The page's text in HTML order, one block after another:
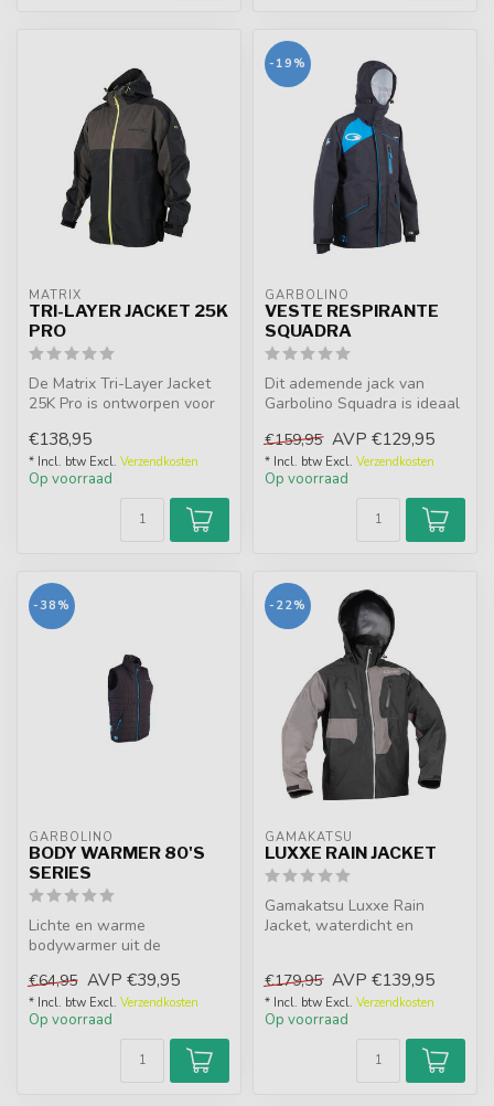
MATRIX
TRI-LAYER JACKET 25K
PRO
De Matrix Tri-Layer Jacket
25K Pro is ontworpen voor
€138,95
* Incl. btw Excl. Verzendkosten
Op voorraad
-19%
GARBOLINO
VESTE RESPIRANTE
SQUADRA
Dit ademende jack van
Garbolino Squadra is ideaal
houd...
€159,95 AVP €129,95
* Incl. btw Excl. Verzendkosten
Op voorraad
-38%
GARBOLINO
BODY WARMER 80'S
SERIES
Lichte en warme
bodywarmer uit de
Volledige bewegingsvrij...
€64,95 AVP €39,95
* Incl. btw Excl. Verzendkosten
Op voorraad
-22%
GAMAKATSU
LUXXE RAIN JACKET
Gamakatsu Luxxe Rain
Jacket, waterdicht en
€179,95 AVP €139,95
* Incl. btw Excl. Verzendkosten
Op voorraad